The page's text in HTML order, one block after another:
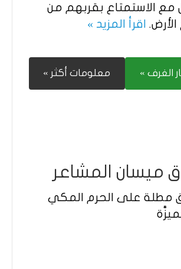
مع الاستمتاع بقربهم من
اقرأ المزيد »
الغرف » معلومات أكثر »
ميسان المشاعر